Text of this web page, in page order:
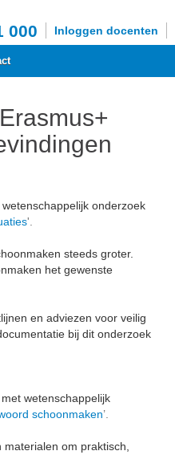
000 Inloggen docenten
onderzoek
'.
steeds groter.
het gewenste
en adviezen voor veilig
bij dit onderzoek
wetenschappelijk
schoonmaken’.
om praktisch,